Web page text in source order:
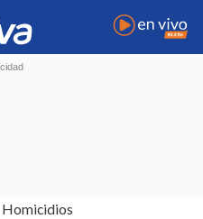
Homicidios